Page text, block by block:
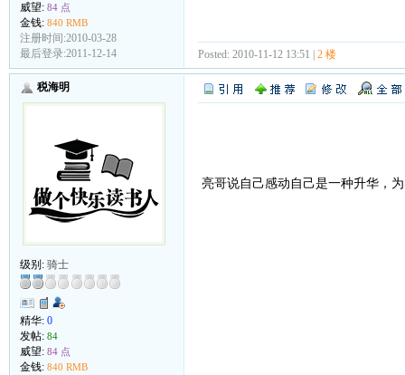
威望: 84 点
金钱: 840 RMB
注册时间:2010-03-28
最后登录:2011-12-14
Posted: 2010-11-12 13:51 | 2 楼
税海明
级别: 骑士
精华: 0
发帖: 84
威望: 84 点
金钱: 840 RMB
亮哥说自己感动自己是一种升华，